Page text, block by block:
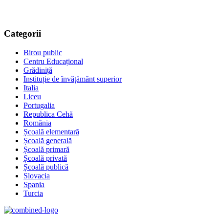
Categorii
Birou public
Centru Educațional
Grădiniță
Instituție de învățământ superior
Italia
Liceu
Portugalia
Republica Cehă
România
Școală elementară
Școală generală
Școală primară
Școală privată
Școală publică
Slovacia
Spania
Turcia